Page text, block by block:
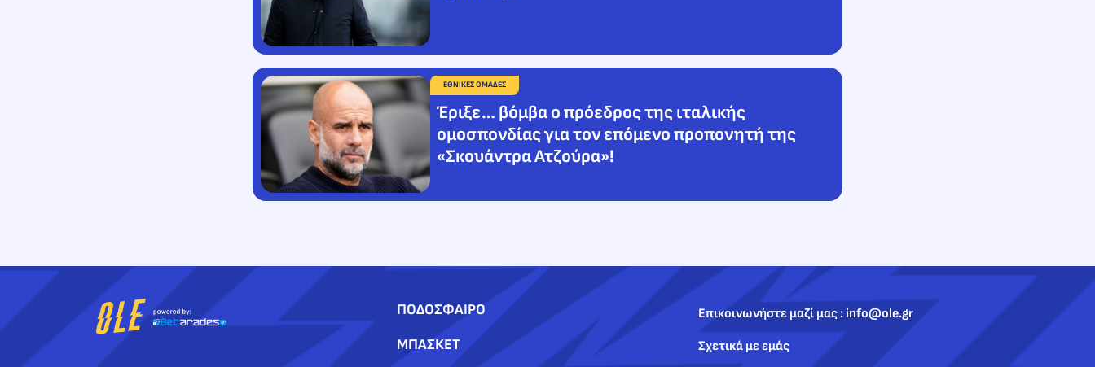
ΕΘΝΙΚΕΣ ΟΜΑΔΕΣ
Έριξε… βόμβα ο πρόεδρος της ιταλικής
ομοσπονδίας για τον επόμενο προπονητή της
«Σκουάντρα Ατζούρα»!
ΠΟΔΟΣΦΑΙΡΟ
ΜΠΑΣΚΕΤ
Επικοινωνήστε μαζί μας : info@ole.gr
Σχετικά με εμάς